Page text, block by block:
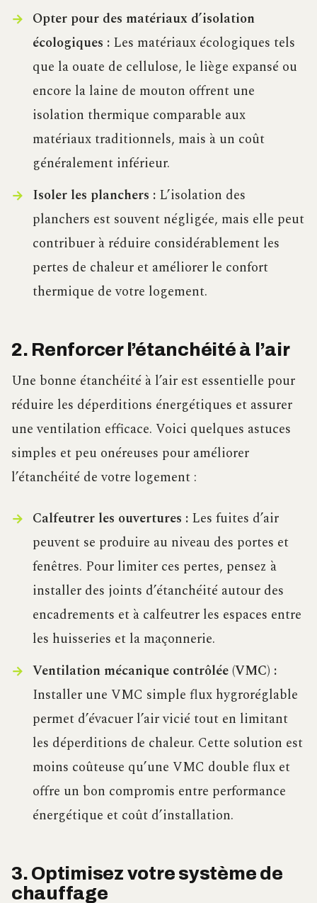
Opter pour des matériaux d’isolation
écologiques :Les matériaux écologiques tels
que la ouate de cellulose, le liège expansé ou
encore la laine de mouton offrent une
isolation thermique comparable aux
matériaux traditionnels, mais à un coût
généralement inférieur.
Isoler les planchers :L’isolation des
planchers est souvent négligée, mais elle peut
contribuer à réduire considérablement les
pertes de chaleur et améliorer le confort
thermique de votre logement.
2. Renforcer l’étanchéité à l’air
Une bonne étanchéité à l’air est essentielle pour
réduire les déperditions énergétiques et assurer
une ventilation efficace. Voici quelques astuces
simples et peu onéreuses pour améliorer
l’étanchéité de votre logement :
Calfeutrer les ouvertures :Les fuites d’air
peuvent se produire au niveau des portes et
fenêtres. Pour limiter ces pertes, pensez à
installer des joints d’étanchéité autour des
encadrements et à calfeutrer les espaces entre
les huisseries et la maçonnerie.
Ventilation mécanique contrôlée (VMC) :
Installer une VMC simple flux hygroréglable
permet d’évacuer l’air vicié tout en limitant
les déperditions de chaleur. Cette solution est
moins coûteuse qu’une VMC double flux et
offre un bon compromis entre performance
énergétique et coût d’installation.
3. Optimisez votre système de
chauffage